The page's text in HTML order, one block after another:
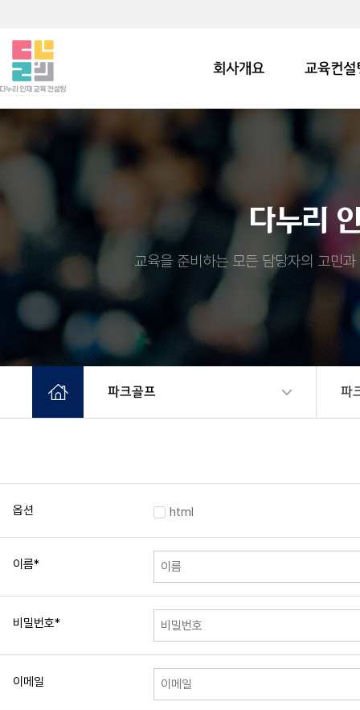
회사개요 교육컨설
다누리
교육을 준비하는 모든 담당자의 고민
파크골프 파
옵션 html
이름*
비밀번호*
이메일